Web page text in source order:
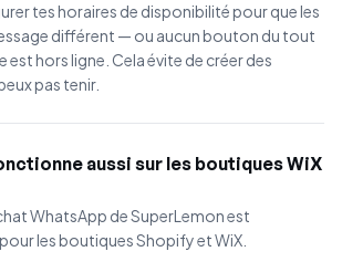
tes horaires de disponibilité pour que les
différent — ou aucun bouton du tout
hors ligne. Cela évite de créer des
pas tenir.
aussi sur les boutiques WiX
WhatsApp de SuperLemon est
les boutiques Shopify et WiX.